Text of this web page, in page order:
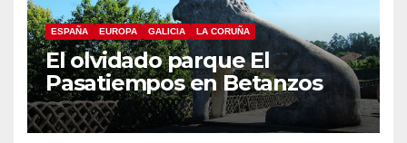
ESPAÑA EUROPA GALICIA LA CORUÑA
El olvidado parque El
Pasatiempos en Betanzos